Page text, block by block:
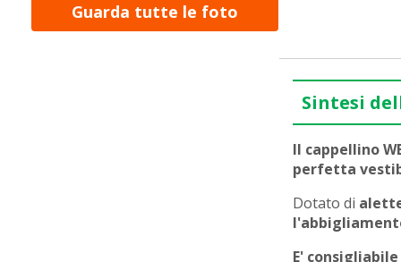
Guarda tutte le foto
Sintesi
Il cappellino
perfetta
Dotato di
E'